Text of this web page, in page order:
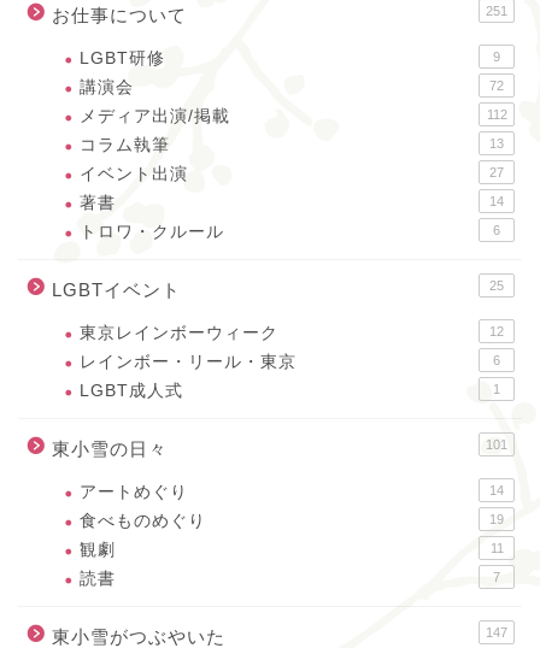
お仕事について 251
LGBT研修 9
講演会 72
メディア出演/掲載 112
コラム執筆 13
イベント出演 27
著書 14
トロワ・クルール 6
LGBTイベント 25
東京レインボーウィーク 12
レインボー・リール・東京 6
LGBT成人式 1
東小雪の日々 101
アートめぐり 14
食べものめぐり 19
観劇 11
読書 7
東小雪がつぶやいた 147